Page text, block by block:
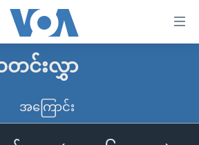
တင်းလွှာ
အကြောင်း